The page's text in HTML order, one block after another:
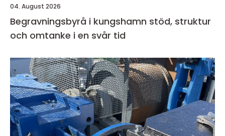
04. August 2026
Begravningsbyrå i kungshamn stöd, struktur
och omtanke i en svår tid